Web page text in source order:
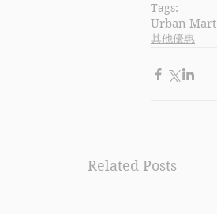
Tags:
Urban Mart
其他優惠
Related Posts